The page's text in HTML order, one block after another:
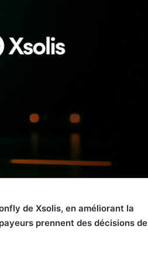
de Xsolis, en améliorant la
prennent des décisions de